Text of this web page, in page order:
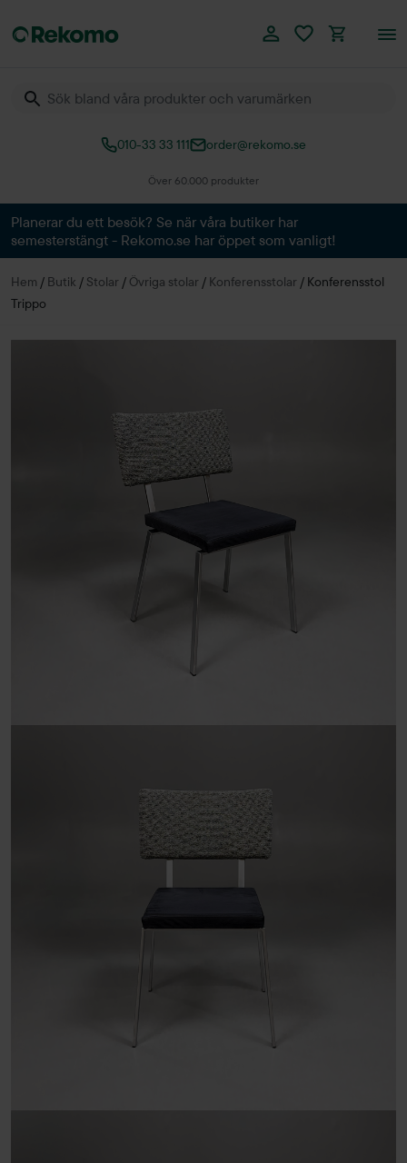
010-33 33 111 order@rekomo.se
Över 60.000 produkter
Planerar du ett besök? Se när våra butiker har
semesterstängt - Rekomo.se har öppet som vanligt!
Hem / Butik / Stolar / Övriga stolar / Konferensstolar / Konferensstol
Trippo